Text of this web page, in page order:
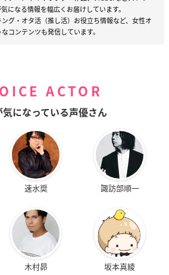
になる情報を幅広くお届けしています。
グ・オタ活（推し活）お役立ち情報など、女性オ
コンテンツも発信しています。
ACTOR
気になっている声優さん
速水奨 諏訪部順一
木村昴 坂本真綾